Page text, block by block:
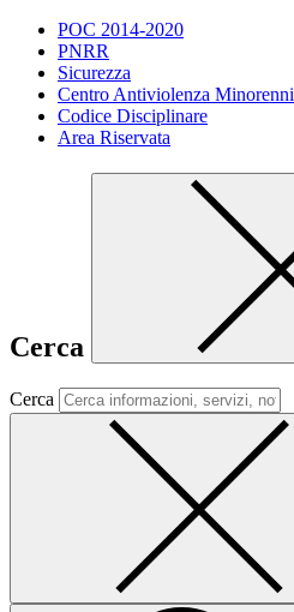
POC 2014-2020
PNRR
Sicurezza
Centro Antiviolenza Minorenni
Codice Disciplinare
Area Riservata
Cerca
Cerca